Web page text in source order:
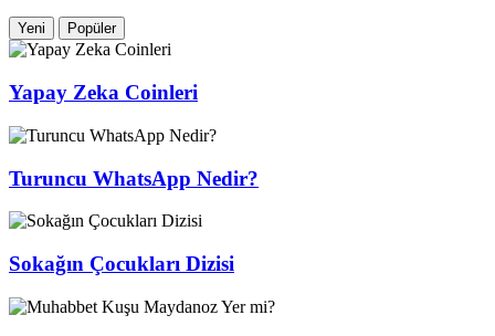
Yeni Popüler
Yapay Zeka Coinleri
Turuncu WhatsApp Nedir?
Sokağın Çocukları Dizisi